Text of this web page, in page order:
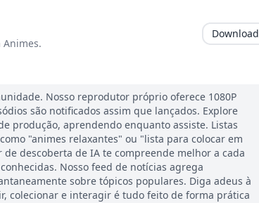
Animes.
Download
Nosso reprodutor próprio oferece 1080P
são notificados assim que lançados. Explore
produção, aprendendo enquanto assiste. Listas
"animes relaxantes" ou "lista para colocar em
descoberta de IA te compreende melhor a cada
Nosso feed de notícias agrega
sobre tópicos populares. Diga adeus à
colecionar e interagir é tudo feito de forma prática